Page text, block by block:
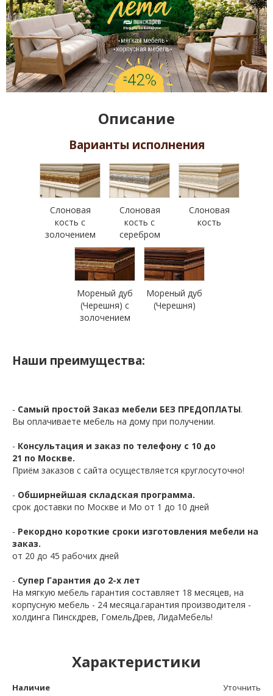
Описание
Варианты исполнения
Слоновая
кость с
золочением
Слоновая
кость с
серебром
Слоновая
кость
Мореный дуб
(Черешня) с
золочением
Мореный дуб
(Черешня)
Наши преимущества:
- Самый простой Заказ мебели БЕЗ ПРЕДОПЛАТЫ.
Вы оплачиваете мебель на дому при получении.
- Консультация и заказ по телефону с 10 до
21 по Москве.
Приём заказов с сайта осуществляется круглосуточно!
- Обширнейшая складская программа.
срок доставки по Москве и Мо от 1 до 10 дней
- Рекордно короткие сроки изготовления мебели на
заказ.
от 20 до 45 рабочих дней
- Супер Гарантия до 2-х лет
На мягкую мебель гарантия составляет 18 месяцев, на
корпусную мебель - 24 месяца.гарантия производителя -
холдинга Пинскдрев, ГомельДрев, ЛидаМебель!
Характеристики
Наличие Уточнить